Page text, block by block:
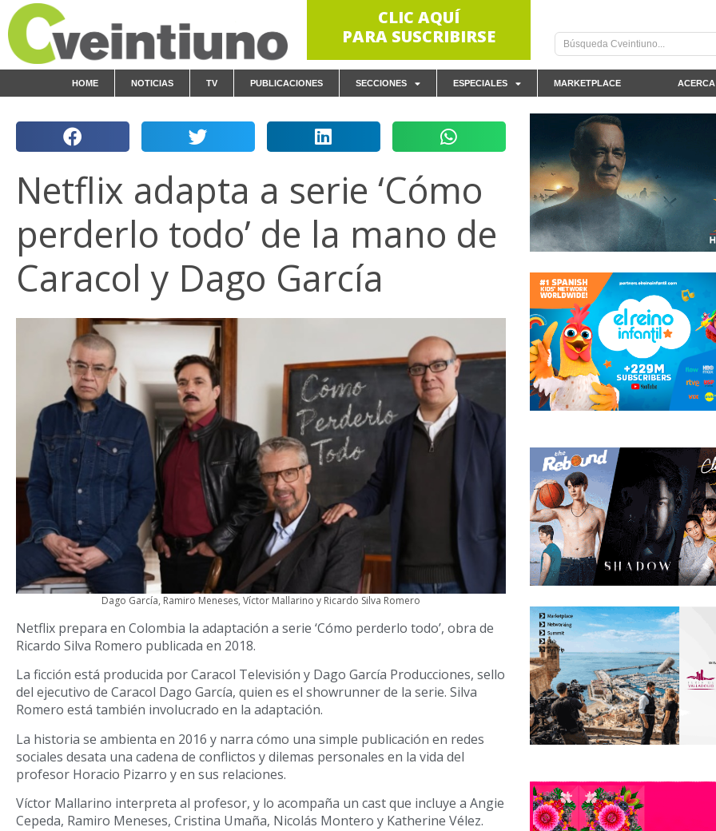
CLIC AQUÍ
PARA SUSCRIBIRSE
HOME NOTICIAS TV PUBLICACIONES SECCIONES ESPECIALES MARKETPLACE
Netflix adapta a serie ‘Cómo
perderlo todo’ de la mano de
Caracol y Dago García
Dago García, Ramiro Meneses, Víctor Mallarino y Ricardo Silva Romero
Netflix prepara en Colombia la adaptación a serie ‘Cómo perderlo todo’, obra de
Ricardo Silva Romero publicada en 2018.
La ficción está producida por Caracol Televisión y Dago García Producciones, sello
del ejecutivo de Caracol Dago García, quien es el showrunner de la serie. Silva
Romero está también involucrado en la adaptación.
La historia se ambienta en 2016 y narra cómo una simple publicación en redes
sociales desata una cadena de conflictos y dilemas personales en la vida del
profesor Horacio Pizarro y en sus relaciones.
Víctor Mallarino interpreta al profesor, y lo acompaña un cast que incluye a Angie
Cepeda, Ramiro Meneses, Cristina Umaña, Nicolás Montero y Katherine Vélez.